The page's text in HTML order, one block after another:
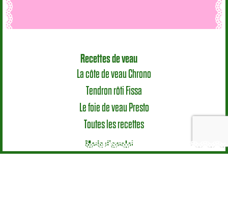
Recettes de veau
La côte de veau Chrono
Tendron rôti Fissa
Le foie de veau Presto
Toutes les recettes
Mode d’emploi